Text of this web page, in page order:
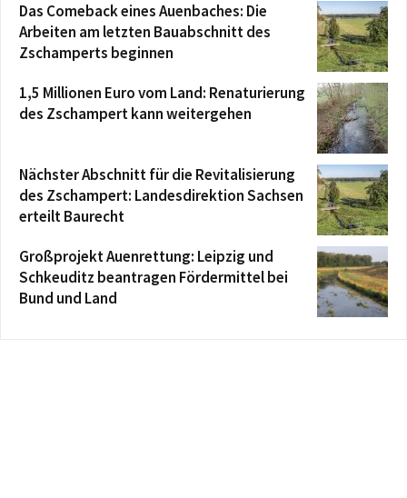
Das Comeback eines Auenbaches: Die
Arbeiten am letzten Bauabschnitt des
Zschamperts beginnen
1,5 Millionen Euro vom Land: Renaturierung
des Zschampert kann weitergehen
Nächster Abschnitt für die Revitalisierung
des Zschampert: Landesdirektion Sachsen
erteilt Baurecht
Großprojekt Auenrettung: Leipzig und
Schkeuditz beantragen Fördermittel bei
Bund und Land